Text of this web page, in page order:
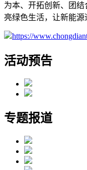
为本、开拓创新、团
亮绿色生活，让新能源
https://
活动预告
专题报道